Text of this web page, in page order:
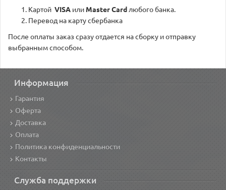
Картой VISA илиMaster Cardлюбого банка.
Перевод на карту сбербанка
После оплаты заказ сразу отдается на сборку и отправку
выбранным способом.
Информация
Гарантия
Оферта
Доставка
Оплата
Политика конфиденциальности
Контакты
Служба поддержки